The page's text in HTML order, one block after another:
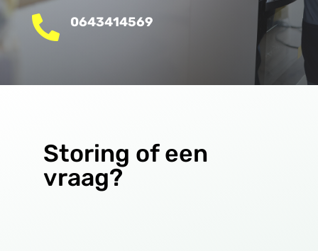
 0643414569
Storing of een
vraag?